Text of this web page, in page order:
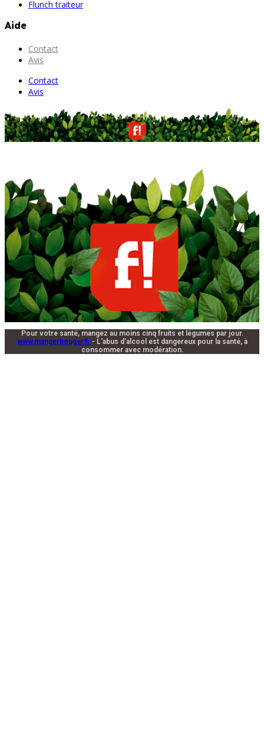
Flunch traiteur
Aide
Contact
Avis
Contact
Avis
Pour votre santé, mangez au moins cinq fruits et légumes par jour.
www.mangerbouger.fr- L'abus d'alcool est dangereux pour la santé, à
consommer avec modération.